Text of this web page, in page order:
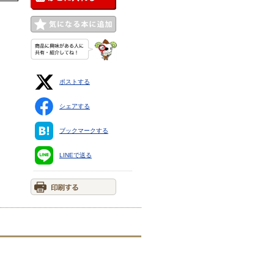
ポストする
シェアする
ブックマークする
LINEで送る